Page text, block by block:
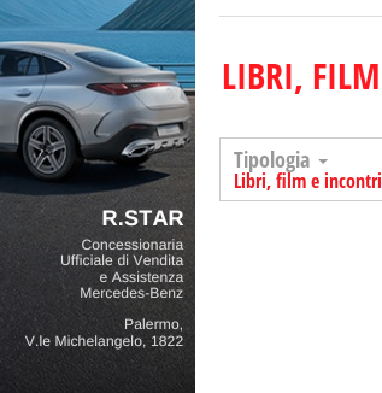
LIBRI,
Tipologia
Libri, film e incontri